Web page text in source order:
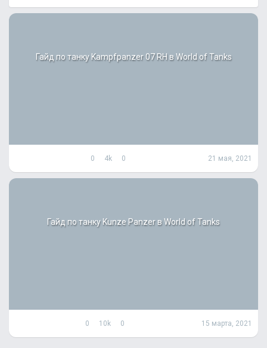
Гайд по танку Kampfpanzer 07 RH в World of Tanks
0 4k 0 21 мая, 2021
Гайд по танку Kunze Panzer в World of Tanks
0 10k 0 15 марта, 2021